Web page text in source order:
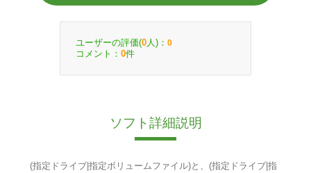
ユーザーの評価(0 人)： 0
コメント： 0件
ソフト詳細説明
(指定ドライブ|指定ボリュームファイル)と、(指定ドライブ|指